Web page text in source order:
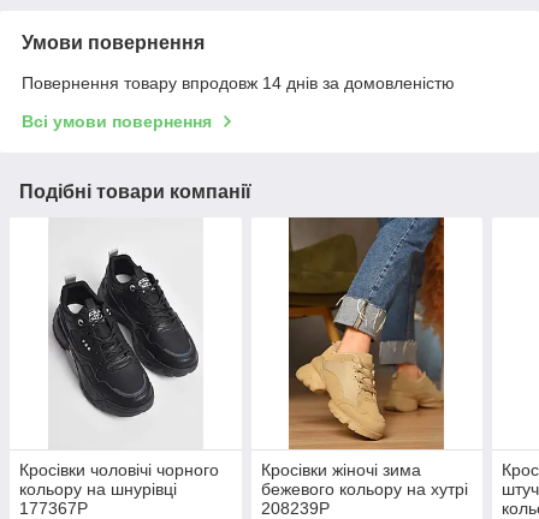
Умови повернення
Повернення товару впродовж 14 днів за домовленістю
Всі умови повернення
Подібні товари компанії
Кросівки чоловічі чорного
кольору на шнурівці
177367P
Кросівки жіночі зима
бежевого кольору на хутрі
208239P